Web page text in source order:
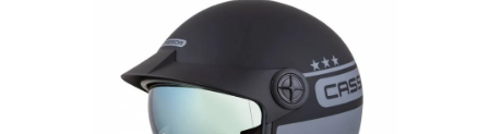
NÁPLNE A KVAPALINY